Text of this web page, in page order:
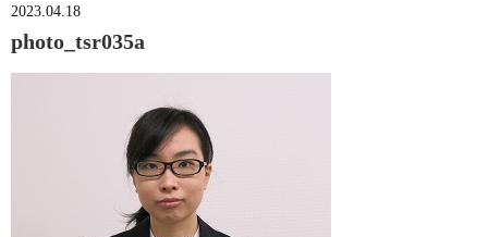
2023.04.18
photo_tsr035a